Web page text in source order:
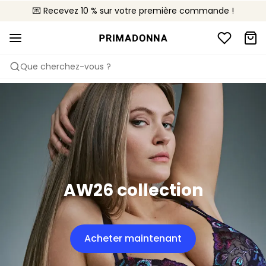
💌 Recevez 10 % sur votre première commande !
🚚 Livraison gratuite à partir de 90€
📦 Retours gratuits
Que cherchez-vous ?
AW26 collection
Acheter maintenant